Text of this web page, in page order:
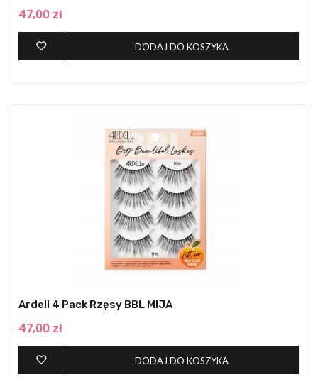
47,00 zł
DODAJ DO KOSZYKA
Ardell 4 Pack Rzęsy BBL MIJA
47,00 zł
DODAJ DO KOSZYKA